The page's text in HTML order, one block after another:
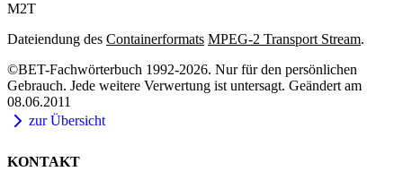
M2T
Dateiendung des Containerformats MPEG-2 Transport Stream.
©BET-Fachwörterbuch 1992-2026. Nur für den persönlichen
Gebrauch. Jede weitere Verwertung ist untersagt. Geändert am
08.06.2011
zur Übersicht
KONTAKT